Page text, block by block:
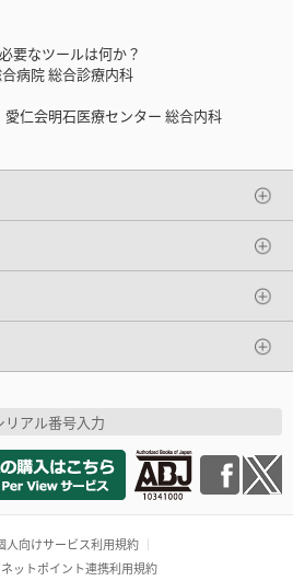
要なツールは何か？
院 総合診療内科
会明石医療センター 総合内科
リアル番号入力
人向けサービス利用規約
ットポイント連携利用規約